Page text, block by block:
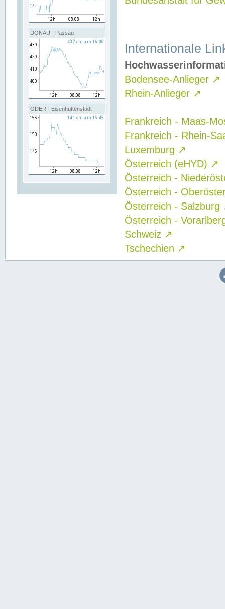
DONAU - Passau
ODER - Eisenhüttenstadt
Internationale
Bodensee-Anlieger ↗
Rhein-Anlieger ↗
Frankreich - Maas-
Frankreich - Rhein-
Luxemburg ↗
Österreich (eHYD) ↗
Österreich -
Österreich -
Österreich - Salzburg
Österreich -
Schweiz ↗
Tschechien ↗